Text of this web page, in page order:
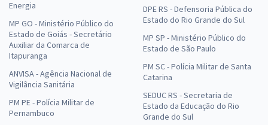
Energia
MP GO - Ministério Público do
Estado de Goiás - Secretário
Auxiliar da Comarca de
Itapuranga
ANVISA - Agência Nacional de
Vigilância Sanitária
PM PE - Polícia Militar de
Pernambuco
DPE RS - Defensoria Pública do
Estado do Rio Grande do Sul
MP SP - Ministério Público do
Estado de São Paulo
PM SC - Polícia Militar de Santa
Catarina
SEDUC RS - Secretaria de
Estado da Educação do Rio
Grande do Sul